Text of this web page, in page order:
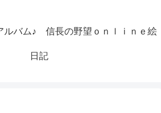
ルバム♪ 信長の野望ｏｎｌｉｎｅ絵
日記